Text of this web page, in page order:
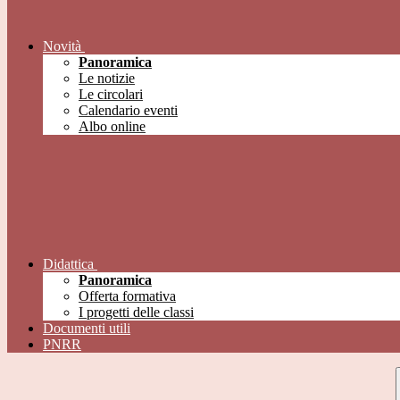
Novità
Panoramica
Le notizie
Le circolari
Calendario eventi
Albo online
Didattica
Panoramica
Offerta formativa
I progetti delle classi
Documenti utili
PNRR